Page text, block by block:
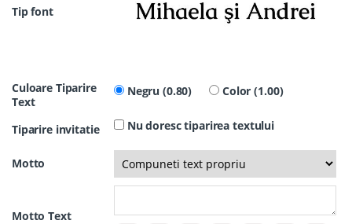
Tip font
Culoare Tiparire
Text
Negru (0.80) Color (1.00)
Tiparire invitatie Nu doresc tiparirea textului
Motto
Motto Text